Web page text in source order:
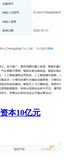
本10亿元